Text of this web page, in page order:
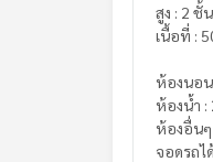
สูง : 2 ชั้น
เนื้อที่ :
ห้องนอ
ห้องน้ำ :
ห้องอื่นๆ
จอดรถไ